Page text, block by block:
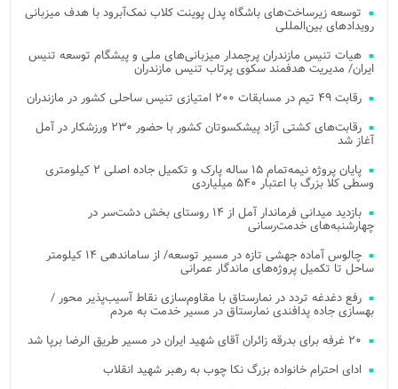
توسعه زیرساخت‌های باشگاه پدل پوینت کلاب نمک‌آبرود با هدف میزبانی
رویدادهای بین‌المللی
هیات تنیس مازندران پرچمدار میزبانی‌های ملی و پیشگام توسعه تنیس
ایران/ مدیریت هدفمند سکوی پرتاب تنیس مازندران
رقابت ۴۹ تیم در مسابقات ۲۰۰ امتیازی تنیس ساحلی کشور در مازندران
رقابت‌های کشتی آزاد پیشکسوتان کشور با حضور ۲۳۰ ورزشکار در آمل
آغاز شد
پایان پروژه نیمه‌تمام ۱۵ ساله پارک و تکمیل جاده اصلی ۲ کیلومتری
وسطی کلا بزرگ با اعتبار ۵۴۰ میلیاردی
بازدید میدانی فرماندار آمل از ۱۴ روستای بخش دشت‌سر در
چهارشنبه‌های خدمت‌رسانی
چالوس آماده جهشی تازه در مسیر توسعه/ از ساماندهی ۱۴ کیلومتر
ساحل تا تکمیل پروژه‌های ماندگار عمرانی
رفع دغدغه تردد در نمارستاق با مقاوم‌سازی نقاط آسیب‌پذیر محور /
بهسازی جاده پدافندی نمارستاق در مسیر خدمت به مردم
۲۰ غرفه برای بدرقه زائران آقای شهید ایران در مسیر طریق الرضا برپا شد
ادای احترام خانواده بزرگ نکا چوب به رهبر شهید انقلاب